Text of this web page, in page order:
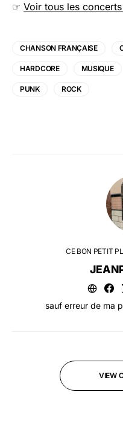
☞ Voir tous les
CHANSON FRANÇAISE
HARDCORE MUSIQUE
PUNK ROCK
CE BON PETIT
sauf erreur de ma
VIEW